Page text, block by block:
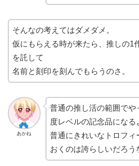
そんなの考えてはダメダメ。
仮にもらえる時が来たら、推しの1
を託して
名前と刻印を刻んでもらうのさ。
あかね
普通の推し活の範囲でや
度レベルの記念品になる
普通にきれいなトロフィ
おくのは誇らしいだろう